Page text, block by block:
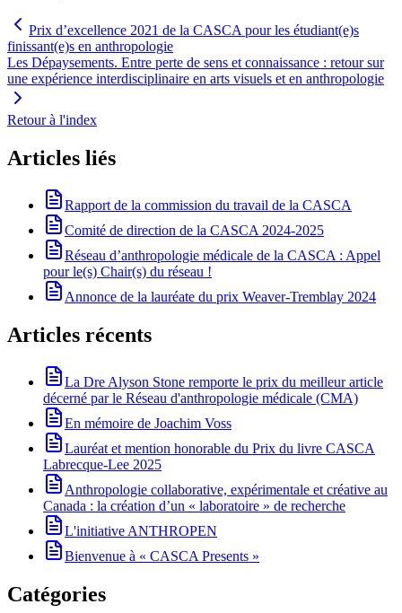
Prix d’excellence 2021 de la CASCA pour les étudiant(e)s
finissant(e)s en anthropologie
Les Dépaysements. Entre perte de sens et connaissance : retour sur
une expérience interdisciplinaire en arts visuels et en anthropologie
Retour à l'index
Articles liés
Rapport de la commission du travail de la CASCA
Comité de direction de la CASCA 2024-2025
Réseau d’anthropologie médicale de la CASCA : Appel
pour le(s) Chair(s) du réseau !
Annonce de la lauréate du prix Weaver-Tremblay 2024
Articles récents
La Dre Alyson Stone remporte le prix du meilleur article
décerné par le Réseau d'anthropologie médicale (CMA)
En mémoire de Joachim Voss
Lauréat et mention honorable du Prix du livre CASCA
Labrecque-Lee 2025
Anthropologie collaborative, expérimentale et créative au
Canada : la création d’un « laboratoire » de recherche
L'initiative ANTHROPEN
Bienvenue à « CASCA Presents »
Catégories